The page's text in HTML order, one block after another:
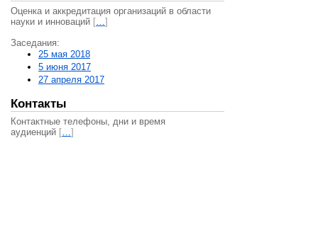
Оценка и аккредитация организаций в области
науки и инноваций […]
Заседания:
25 мая 2018
5 июня 2017
27 апреля 2017
Контакты
Контактные телефоны, дни и время
аудиенций […]